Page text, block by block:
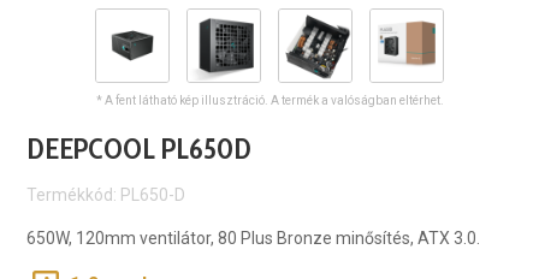
* A fent látható kép illusztráció. A termék a valóságban eltérhet.
DEEPCOOL PL650D
Termékkód: PL650-D
650W, 120mm ventilátor, 80 Plus Bronze minősítés, ATX 3.0.